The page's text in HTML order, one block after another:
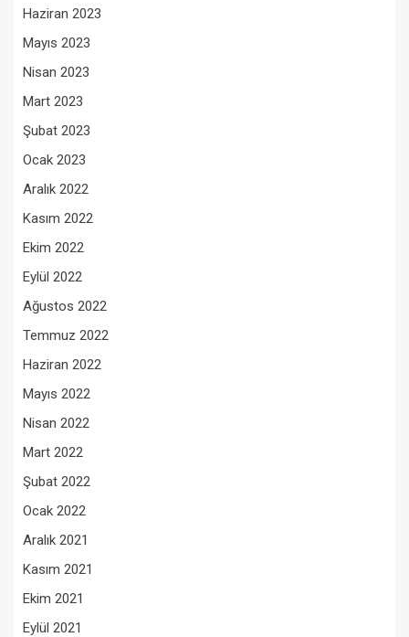
Haziran 2023
Mayıs 2023
Nisan 2023
Mart 2023
Şubat 2023
Ocak 2023
Aralık 2022
Kasım 2022
Ekim 2022
Eylül 2022
Ağustos 2022
Temmuz 2022
Haziran 2022
Mayıs 2022
Nisan 2022
Mart 2022
Şubat 2022
Ocak 2022
Aralık 2021
Kasım 2021
Ekim 2021
Eylül 2021